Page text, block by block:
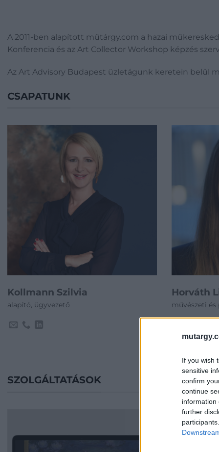
If you wish
sensitive
confirm
continue
information
further
A 2011-ben alapított műtárgy.com a hazai
Konferencia és az Art Collector Workshop képzés
Az Art Advisory Budapest üzletágunk keretein belül
CSAPATUNK
Kollmann Szilvia
alapító, ügyvezető
Horváth
művészeti
SZOLGÁLTATÁSOK